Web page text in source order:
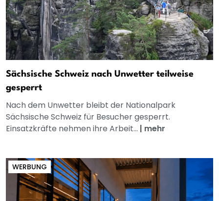
Sächsische Schweiz nach Unwetter teilweise
gesperrt
Nach dem Unwetter bleibt der Nationalpark
Sächsische Schweiz für Besucher gesperrt.
Einsatzkräfte nehmen ihre Arbeit... | mehr
WERBUNG